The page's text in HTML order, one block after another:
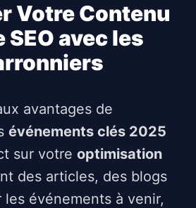
Votre Contenu
SEO avec les
avantages de
événements clés 2025
sur votre optimisation
des articles, des blogs
les événements à venir,